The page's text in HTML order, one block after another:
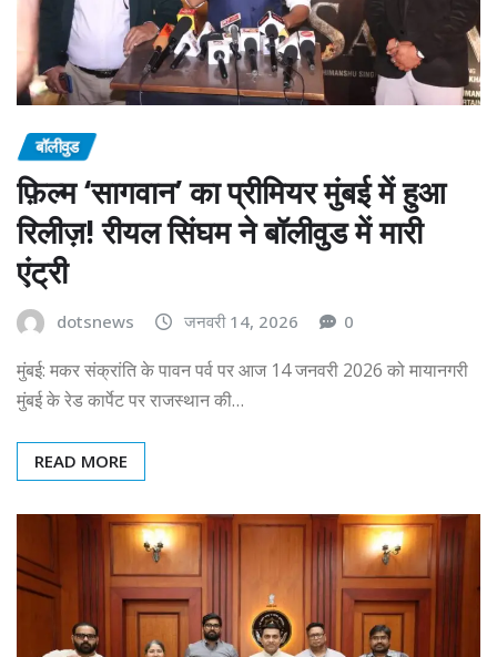
बॉलीवुड
फ़िल्म ‘सागवान’ का प्रीमियर मुंबई में हुआ
रिलीज़! रीयल सिंघम ने बॉलीवुड में मारी
एंट्री
dotsnews जनवरी 14, 2026 0
मुंबई: मकर संक्रांति के पावन पर्व पर आज 14 जनवरी 2026 को मायानगरी
मुंबई के रेड कार्पेट पर राजस्थान की…
READ MORE